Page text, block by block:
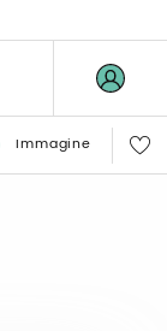
Immagine